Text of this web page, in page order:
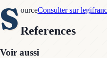
S ourceConsulter sur
References
Voir aussi